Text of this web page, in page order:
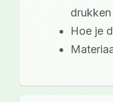
Hoe je